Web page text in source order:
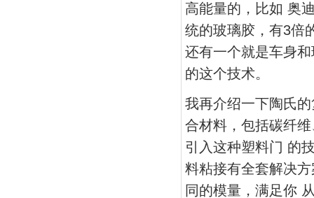
高能量的，比如 奥
统的玻璃胶，有3倍
还有一个就是车身
的这个技术。
我再介绍一下陶氏
合材料，包括碳纤
引入这种塑料门 的
料粘接有全套解决
同的模量，满足你